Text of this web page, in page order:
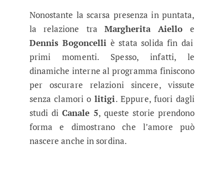
Nonostante la scarsa presenza in puntata,
la relazione tra Margherita Aielloe
Dennis Bogoncelli è stata solida fin dai
primi momenti. Spesso, infatti, le
dinamiche interne al programma finiscono
per oscurare relazioni sincere, vissute
senza clamori o litigi. Eppure, fuori dagli
studi di Canale 5, queste storie prendono
forma e dimostrano che l’amore può
nascere anche in sordina.